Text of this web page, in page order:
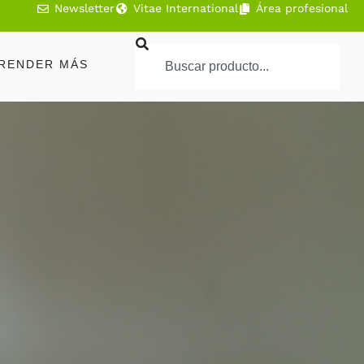
Newsletter Vitae International Área profesional
MÁS